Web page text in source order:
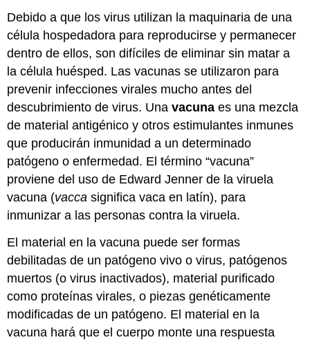
Debido a que los virus utilizan la maquinaria de una
célula hospedadora para reproducirse y permanecer
dentro de ellos, son difíciles de eliminar sin matar a
la célula huésped. Las vacunas se utilizaron para
prevenir infecciones virales mucho antes del
descubrimiento de virus. Unavacuna es una mezcla
de material antigénico y otros estimulantes inmunes
que producirán inmunidad a un determinado
patógeno o enfermedad. El término “vacuna”
proviene del uso de Edward Jenner de la viruela
vacuna (vacca significa vaca en latín), para
inmunizar a las personas contra la viruela.
El material en la vacuna puede ser formas
debilitadas de un patógeno vivo o virus, patógenos
muertos (o virus inactivados), material purificado
como proteínas virales, o piezas genéticamente
modificadas de un patógeno. El material en la
vacuna hará que el cuerpo monte una respuesta